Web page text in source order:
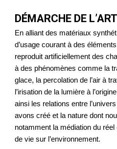
DÉMARCHE DE
En alliant des matériaux
d’usage courant à des
reproduit artificiellement des
à des phénomènes comme la
glace, la percolation de l’air à
l’irisation de la lumière à
ainsi les relations entre
avons créé et la nature dont
notamment la médiation du réel
de vie sur l’environnement.